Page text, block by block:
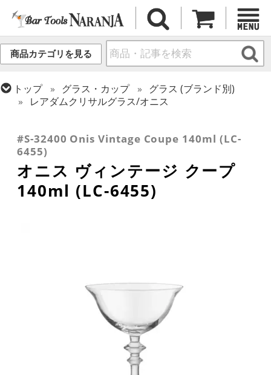
商品カテゴリを見る
トップ グラス・カップ
グラス (ブランド別)
レアダムクリサルグラス/オニス
カクテルグラス (全サイズ)
#S-32400 Onis Vintage Coupe 140ml (LC-
6455)
オニス ヴィンテージ クープ
140ml (LC-6455)